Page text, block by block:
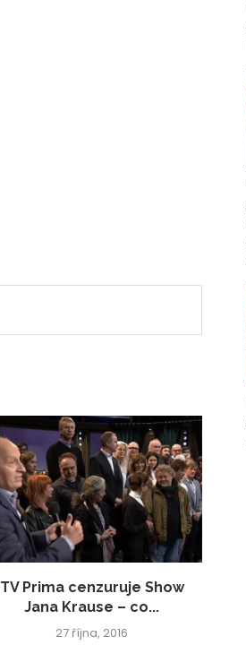
TV Prima cenzuruje Show
Jana Krause – co...
27 října, 2016